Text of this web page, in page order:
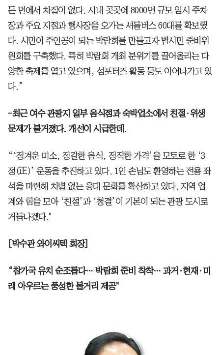
든 면에서 차질이 없다. 시내 곳곳에 8000면 규모 임시 주차
장과 주요 지점과 행사장을 오가는 셔틀버스 60대를 확보했
다. 시민이 주인공이 되는 박람회를 만들고자 범시민 준비위
원회를 구축했다. 특히 박람회 개최 분위기를 끌어올리는 다
양한 축제를 열고 있으며, 섬포터즈 활동 등도 이어나가고 있
다.”
-최근 여수 관광지 일부 음식점과 숙박업소에서 친절·위생
문제가 불거졌다. 개선이 시급한데.
“‘정겨운 미소, 정갈한 음식, 정직한 가격’을 모토로 한 ‘3
정(正)’ 운동을 추진하고 있다. 1인 손님도 환영하는 전용 좌
석을 마련해 차별 없는 응대 문화를 확산하고 있다. 지역 업
계와 힘을 모아 ‘친절’과 ‘청결’이 기본이 되는 관광 도시로
거듭나겠다."
[박수관 와이씨텍 회장]
“참가국 유치 순조롭다… 박람회 준비 착착… 과거·현재·미
래 아우르는 풍성한 볼거리 제공"